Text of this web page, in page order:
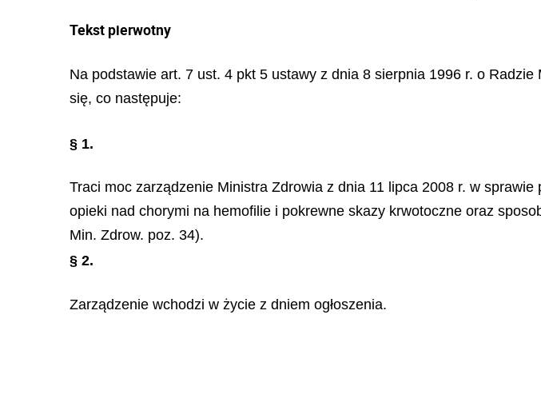
Tekst pierwotny
Na podstawie art. 7 ust. 4 pkt 5 ustawy z dnia 8 sierpnia 1996 r. o
się, co następuje:
§ 1.
Traci moc zarządzenie Ministra Zdrowia z dnia 11 lipca 2008 r. w
opieki nad chorymi na hemofilie i pokrewne skazy krwotoczne oraz
Min. Zdrow. poz. 34).
§ 2.
Zarządzenie wchodzi w życie z dniem ogłoszenia.